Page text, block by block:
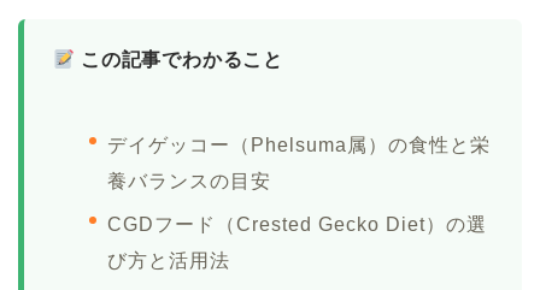
この記事でわかること
デイゲッコー（Phelsuma属）の食性と栄
養バランスの目安
CGDフード（Crested Gecko Diet）の選
び方と活用法